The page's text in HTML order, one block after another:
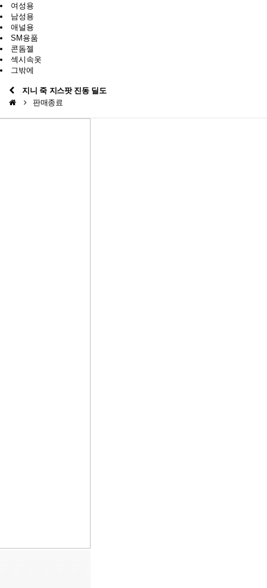
여성용
남성용
애널용
SM용품
콘돔젤
섹시속옷
그밖에
지니 죽 지스팟 진동 딜도
판매종료